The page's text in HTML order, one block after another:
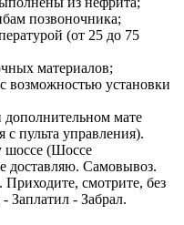
позвоночника;
(от 25 до 75
материалов;
возможностью установки
мaте
с пульта управления).
шоссе (Шоссе
доставляю. Самовывоз.
Приходите, смотрите, без
Заплатил - Забрал.